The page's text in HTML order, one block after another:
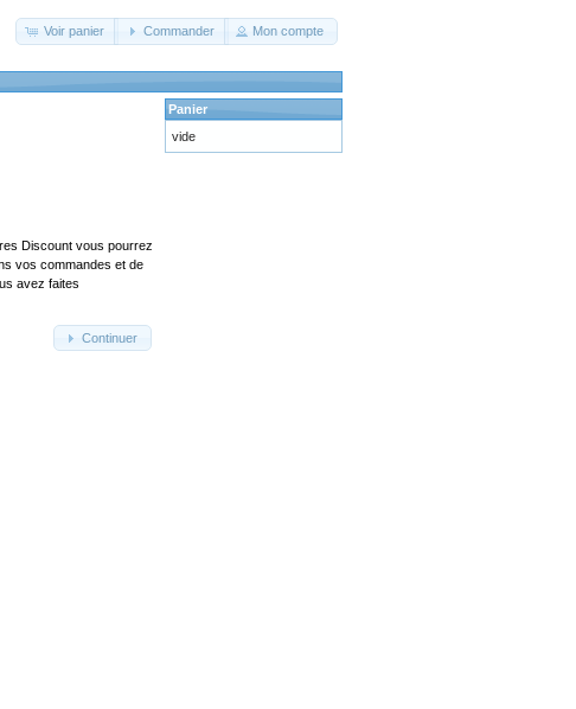
Voir panier Commander Mon compte
Discount vous pourrez
vos commandes et de
avez faites
Continuer
Panier
vide